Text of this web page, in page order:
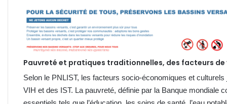
Pauvreté et pratiques traditionnelles, des facteurs
Selon le PNLIST, les facteurs socio-économiques et
VIH et des IST. La pauvreté, définie par la Banque mondiale